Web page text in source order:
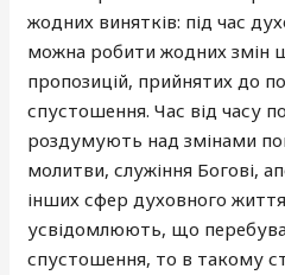
жодних винятків: під час
можна робити жодних змін
пропозицій, прийнятих до
спустошення. Час від часу
роздумують над змінами
молитви, служіння Богові,
інших сфер духовного
усвідомлюють, що
спустошення, то в такому